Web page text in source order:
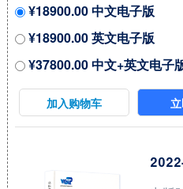
间年
国市
大约
¥18900.00 中文电子版
¥18900.00 英文电子版
¥37800.00 中文+英文电子
加入购物车